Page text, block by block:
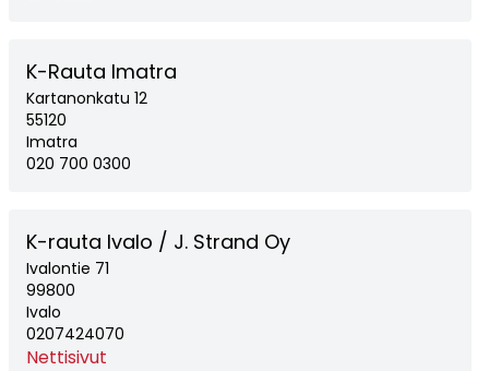
K-Rauta Imatra
Kartanonkatu 12
55120
Imatra
020 700 0300
K-rauta Ivalo / J. Strand Oy
Ivalontie 71
99800
Ivalo
0207424070
Nettisivut